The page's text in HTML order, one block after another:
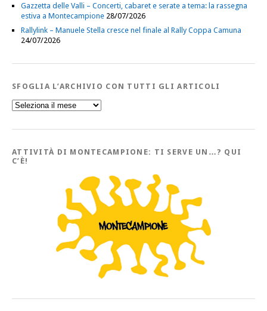
Gazzetta delle Valli – Concerti, cabaret e serate a tema: la rassegna
estiva a Montecampione 28/07/2026
Rallylink – Manuele Stella cresce nel finale al Rally Coppa Camuna
24/07/2026
SFOGLIA L’ARCHIVIO CON TUTTI GLI ARTICOLI
Sfoglia
l’Archivio
tutti
Articoli
ATTIVITÀ DI MONTECAMPIONE: TI SERVE UN…? QUI
C’È!